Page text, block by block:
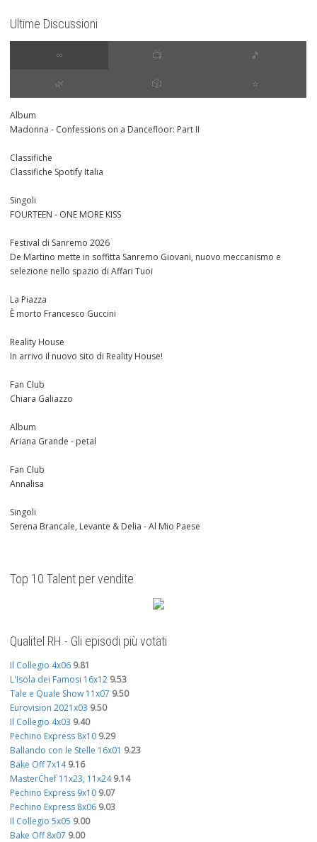
Ultime Discussioni
∞ 📺 🎵
🌿 🎲 ⭐️
Album
Madonna - Confessions on a Dancefloor: Part II
Classifiche
Classifiche Spotify Italia
Singoli
FOURTEEN - ONE MORE KISS
Festival di Sanremo 2026
De Martino mette in soffitta Sanremo Giovani, nuovo meccanismo e
selezione nello spazio di Affari Tuoi
La Piazza
È morto Francesco Guccini
Reality House
In arrivo il nuovo sito di Reality House!
Fan Club
Chiara Galiazzo
Album
Ariana Grande - petal
Fan Club
Annalisa
Singoli
Serena Brancale, Levante & Delia - Al Mio Paese
Top 10 Talent per vendite
Qualitel RH - Gli episodi più votati
Il Collegio 4x06 9.81
L'Isola dei Famosi 16x12 9.53
Tale e Quale Show 11x07 9.50
Eurovision 2021x03 9.50
Il Collegio 4x03 9.40
Pechino Express 8x10 9.29
Ballando con le Stelle 16x01 9.23
Bake Off 7x14 9.16
MasterChef 11x23, 11x24 9.14
Pechino Express 9x10 9.07
Pechino Express 8x06 9.03
Il Collegio 5x05 9.00
Bake Off 8x07 9.00